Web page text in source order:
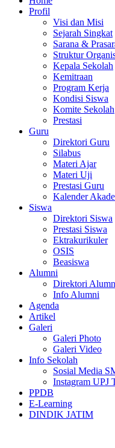
Profil
Visi dan Misi
Sejarah Singkat
Sarana &
Struktur
Kepala Sekolah
Kemitraan
Program Kerja
Kondisi Siswa
Komite Sekolah
Prestasi
Guru
Direktori Guru
Silabus
Materi Ajar
Materi Uji
Prestasi Guru
Kalender
Siswa
Direktori Siswa
Prestasi Siswa
Ektrakurikuler
OSIS
Beasiswa
Alumni
Direktori
Info Alumni
Agenda
Artikel
Galeri
Galeri Photo
Galeri Video
Info Sekolah
Sosial Media
Instagram UPJ
PPDB
E-Learning
DINDIK JATIM